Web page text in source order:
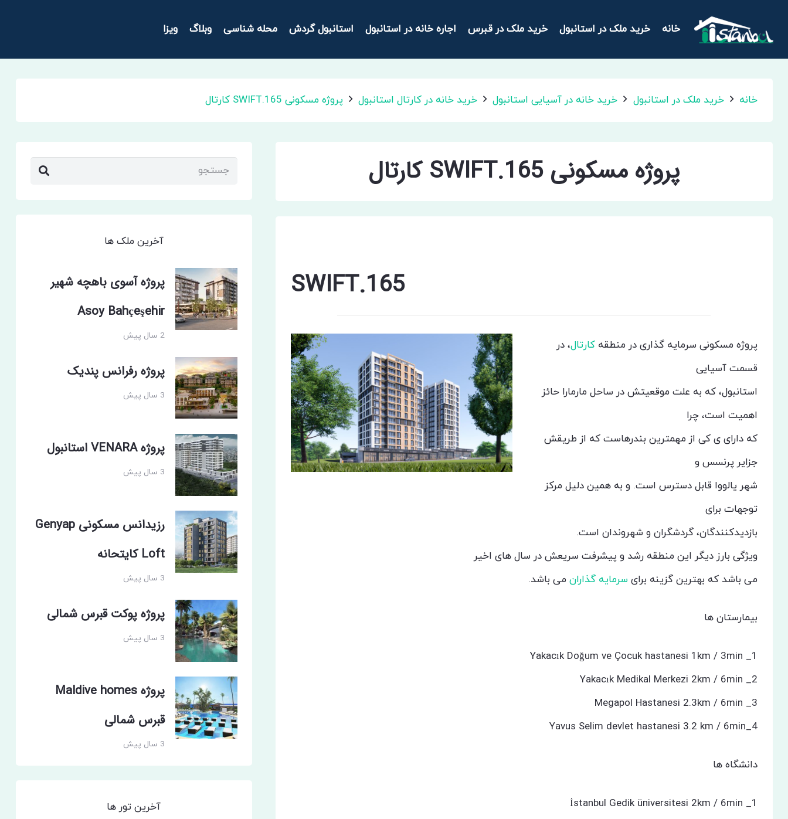
خانه خرید ملک در استانبول خرید ملک در قبرس اجاره خانه در استانبول استانبول گردش محله شناسی وبلاگ ویزا
خانه خرید ملک در استانبول خرید خانه در آسیایی استانبول خرید خانه در کارتال استانبول پروژه مسکونی SWIFT.165 کارتال
پروژه مسکونی SWIFT.165 کارتال
SWIFT.165
پروژه مسکونی سرمایه گذاری در منطقه کارتال، در
قسمت آسیایی
استانبول، که به علت موقعیتش در ساحل مارمارا حائز
اهمیت است، چرا
که دارای ی کی از مهمترین بندرهاست که از طریقش
جزایر پرنسس و
شهر یالووا قابل دسترس است. و به همین دلیل مرکز
توجهات برای
بازدیدکنندگان، گردشگران و شهروندان است.
ویژگی بارز دیگر این منطقه رشد و پیشرفت سریعش در سال های اخیر
می باشد که بهترین گزینه برای سرمایه گذاران می باشد.
بیمارستان ها
1_ Yakacık Doğum ve Çocuk hastanesi 1km / 3min
2_ Yakacık Medikal Merkezi 2km / 6min
3_ Megapol Hastanesi 2.3km / 6min
4_Yavus Selim devlet hastanesi 3.2 km / 6min
دانشگاه ها
1_ İstanbul Gedik üniversitesi 2km / 6min
آخرین ملک ها
پروژه آسوی باهچه شهیر
Asoy Bahçeşehir
2 سال پیش
پروژه رفرانس پندیک
3 سال پیش
پروژه VENARA استانبول
3 سال پیش
رزیدانس مسکونی Genyap
Loft کایتحانه
3 سال پیش
پروژه پوکت قبرس شمالی
3 سال پیش
پروژه Maldive homes
قبرس شمالی
3 سال پیش
آخرین تور ها